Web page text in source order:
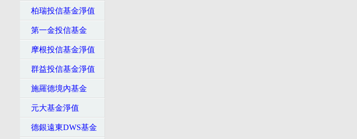
柏瑞投信基金淨值
第一金投信基金
摩根投信基金淨值
群益投信基金淨值
施羅德境內基金
元大基金淨值
德銀遠東DWS基金